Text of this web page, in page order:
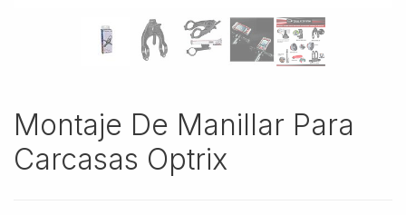
Montaje De Manillar Para
Carcasas Optrix